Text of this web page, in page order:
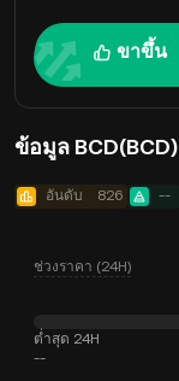
ขาขึ้น
ข้อมูล BCD(BCD)
อันดับ 826 --
ช่วงราคา (24H)
ต่ำสุด 24H
--